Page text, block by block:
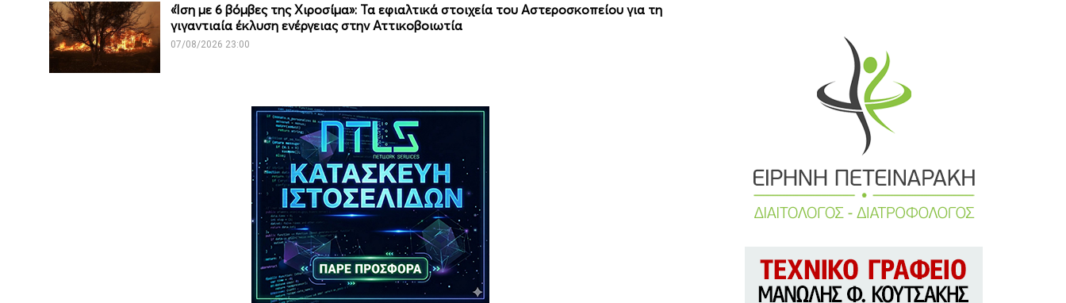
«Ίση με 6 βόμβες της Χιροσίμα»: Τα εφιαλτικά στοιχεία του Αστεροσκοπείου για τη
γιγαντιαία έκλυση ενέργειας στην Αττικοβοιωτία
07/08/2026 23:00